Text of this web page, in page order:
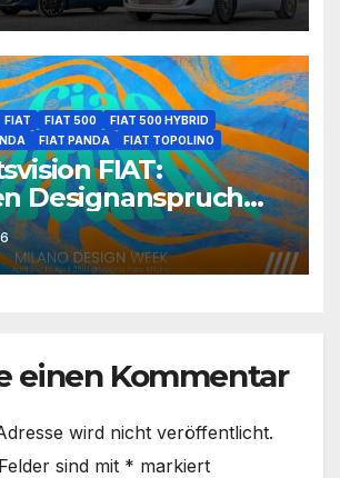
FIAT FIAT 500
FIAT 500 HYBRID
FIAT PANDA FIAT TOPOLINO
FIAT:
Designanspruch
Realität
einen Kommentar
wird nicht veröffentlicht.
sind mit * markiert